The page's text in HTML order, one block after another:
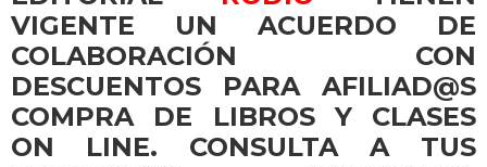
VIGENTE UN ACUERDO DE
COLABORACIÓN CON
DESCUENTOS PARA AFILIAD@S
COMPRA DE LIBROS Y CLASES
ON LINE. CONSULTA A TUS